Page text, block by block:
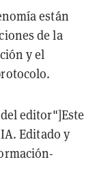
están
de la
y el
editor"]Este
Editado y